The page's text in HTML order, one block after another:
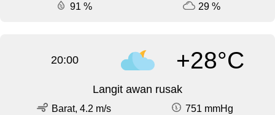
91 %
29 %
20:00 +28°C
Langit awan rusak
Barat, 4.2 m/s
751 mmHg